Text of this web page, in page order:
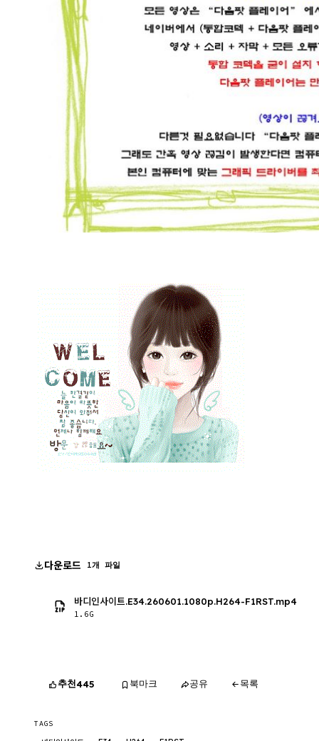
다운로드 1개 파일
바디인사이트.E34.260601.1080p.H264-F1RST.mp4
1.6G
추천445 북마크 공유 목록
TAGS